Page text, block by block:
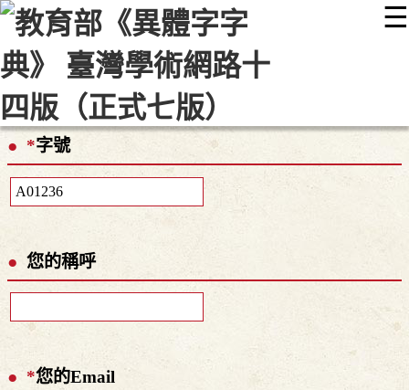
☰
::: 最新消息 常見問題 編輯說明
顯示模式
網站導覽
*字號
您的稱呼
*您的Email